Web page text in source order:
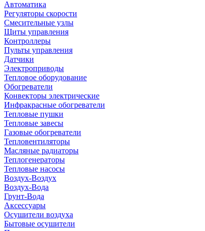
Автоматика
Регуляторы скорости
Смесительные узлы
Щиты управления
Контроллеры
Пульты управления
Датчики
Электроприводы
Тепловое оборудование
Обогреватели
Конвекторы электрические
Инфракрасные обогреватели
Тепловые пушки
Тепловые завесы
Газовые обогреватели
Тепловентиляторы
Масляные радиаторы
Теплогенераторы
Тепловые насосы
Воздух-Воздух
Воздух-Вода
Грунт-Вода
Аксессуары
Осушители воздуха
Бытовые осушители